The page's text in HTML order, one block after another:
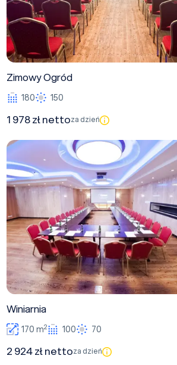
Zimowy Ogród
180 150
1 978 zł nettoza dzień
Winiarnia
Winiarnia
170 m2 100 70
2 924 zł nettoza dzień